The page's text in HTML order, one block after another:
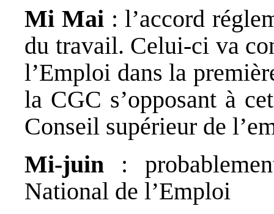
Mi Mai: l’accord
du travail. Celui-ci va
l’Emploi dans la
la CGC s’opposant à
Conseil supérieur de
Mi-juin :
National de l’Emploi